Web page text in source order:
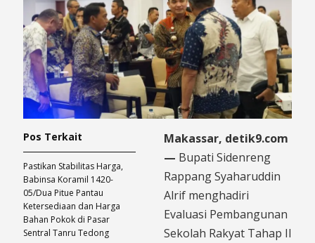
Makassar, detik9.com
— Bupati Sidenreng
Rappang Syaharuddin
Alrif menghadiri
Evaluasi Pembangunan
Sekolah Rakyat Tahap II
Pos Terkait
Pastikan Stabilitas Harga,
Babinsa Koramil 1420-
05/Dua Pitue Pantau
Ketersediaan dan Harga
Bahan Pokok di Pasar
Sentral Tanru Tedong